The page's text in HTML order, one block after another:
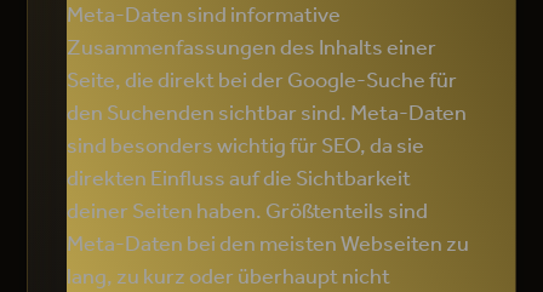
Meta-Daten sind informative
Zusammenfassungen des Inhalts einer
Seite, die direkt bei der Google-Suche für
den Suchenden sichtbar sind. Meta-Daten
sind besonders wichtig für SEO, da sie
direkten Einfluss auf die Sichtbarkeit
deiner Seiten haben. Größtenteils sind
Meta-Daten bei den meisten Webseiten zu
lang, zu kurz oder überhaupt nicht